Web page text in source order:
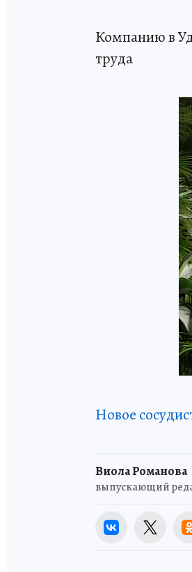
Компанию в
труда
Новое
Виола Романова
выпускающий